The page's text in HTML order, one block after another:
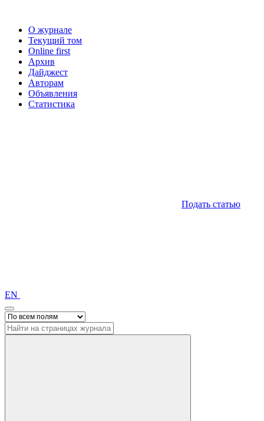
О журнале
Текущий том
Online first
Архив
Дайджест
Авторам
Объявления
Статистика
Подать статью
EN